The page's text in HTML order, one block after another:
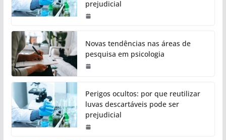
prejudicial
Novas tendências nas áreas de
pesquisa em psicologia
Perigos ocultos: por que reutilizar
luvas descartáveis pode ser
prejudicial